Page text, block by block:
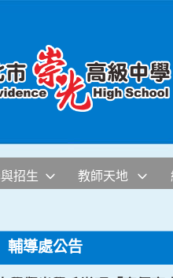
招生 教師天地
輔導處公告